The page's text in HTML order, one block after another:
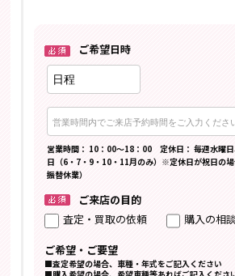
ご希望日時
営業時間： 10：00～18：00 定休日： 毎週水曜
日（6・7・9・10・11月のみ）※定休日が祝日の
振替休業）
ご来店の目的
査定・買取の依頼
購入の相談
ご希望・ご要望
■査定希望の場合、車種・年式をご記入ください